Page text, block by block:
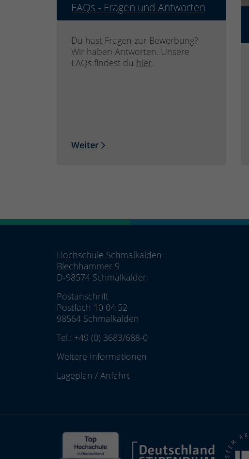
FAQs - Fragen und Antworten
Du hast Fragen zur Bewerbung?
Wir haben Antworten. Unsere
FAQs findest du hier.
Weiter
Hochschule Schmalkalden
Blechhammer 9
D-98574 Schmalkalden
Postanschrift
Postfach 10 04 52
98564 Schmalkalden
Tel.: +49 (0) 3683/688-0
Weitere Informationen
Lageplan / Anfahrt